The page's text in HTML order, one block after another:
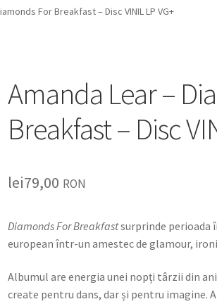
For Breakfast – Disc VINIL LP VG+
Amanda Lear –
Breakfast – Disc
lei79,00 RON
Diamonds For Breakfastsurprinde perioada
european într-un amestec de glamour,
Albumul are energia unei nopți târzii din
create pentru dans, dar și pentru imagine.